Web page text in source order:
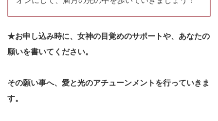
★お申し込み時に、女神の目覚めのサポートや、あなたの
願いを書いてください。
その願い事へ、愛と光のアチューンメントを行っていきま
す。